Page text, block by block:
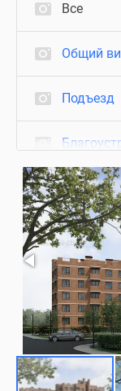
Все
Общий
Подъезд